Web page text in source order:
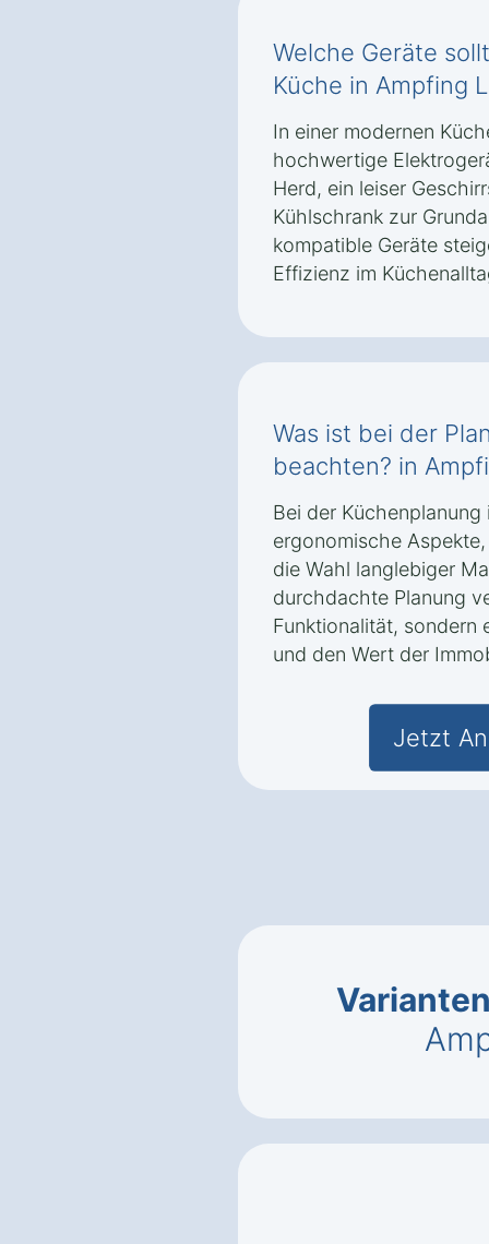
Welche Geräte
Küche in Ampfing
In einer modernen
hochwertige
Herd, ein leiser
Kühlschrank zur
kompatible Geräte
Effizienz im
Was ist bei der
beachten? in
Bei der
ergonomische
die Wahl langlebiger
durchdachte Planung
Funktionalität,
und den Wert der
Jetzt